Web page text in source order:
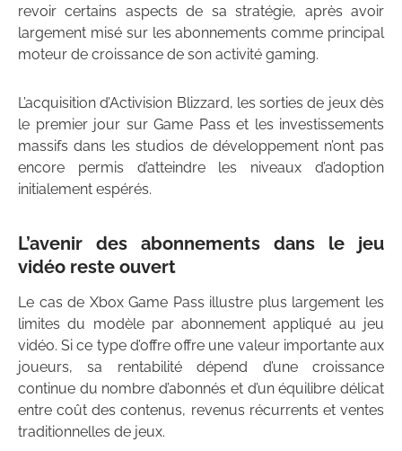
revoir certains aspects de sa stratégie, après avoir
largement misé sur les abonnements comme principal
moteur de croissance de son activité gaming.
L’acquisition d’Activision Blizzard, les sorties de jeux dès
le premier jour sur Game Pass et les investissements
massifs dans les studios de développement n’ont pas
encore permis d’atteindre les niveaux d’adoption
initialement espérés.
L’avenir des abonnements dans le jeu
vidéo reste ouvert
Le cas de Xbox Game Pass illustre plus largement les
limites du modèle par abonnement appliqué au jeu
vidéo. Si ce type d’offre offre une valeur importante aux
joueurs, sa rentabilité dépend d’une croissance
continue du nombre d’abonnés et d’un équilibre délicat
entre coût des contenus, revenus récurrents et ventes
traditionnelles de jeux.